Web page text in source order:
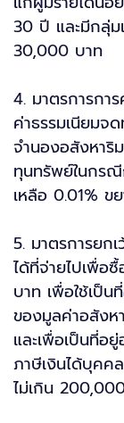
30 ปี และมีกลุ่ม
30,000 บาท
4. มาตรการกา
ค่าธรรมเนียมจ
จำนองอสังหาริ
ทุนทรัพย์ในกรณี
เหลือ 0.01% ข
5. มาตรการยก
ได้ที่จ่ายไปเพื่อ
บาท เพื่อใช้เป็
ของมูลค่าอสังห
และเพื่อเป็นที่อ
ภาษีเงินได้บุคค
ไม่เกิน